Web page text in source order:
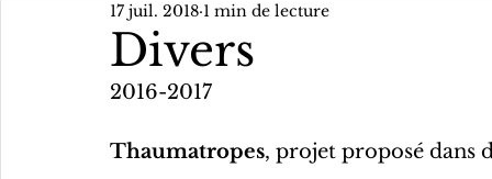
Divers
17 juil. 2018 1 min de lecture
2016-2017
Thaumatropes, projet proposé dans